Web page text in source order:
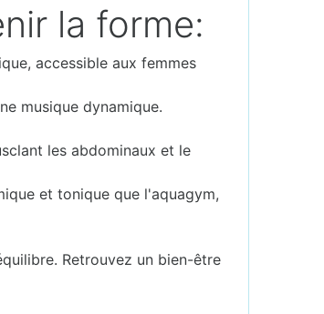
la forme:
accessible aux femmes
musique dynamique.
les abdominaux et le
et tonique que l'aquagym,
Retrouvez un bien-être